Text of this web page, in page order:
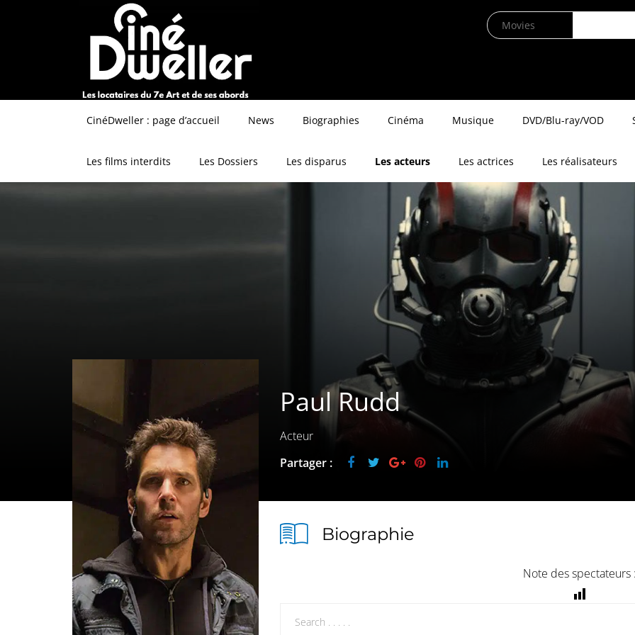
CinéDweller : page d’accueil News Biographies Cinéma Musique DVD/Blu-ray/VOD
Les films interdits Les Dossiers Les disparus Les acteurs Les actrices Les réalisateurs
Paul Rudd
Acteur
Partager :
Biographie
Note des spectateurs